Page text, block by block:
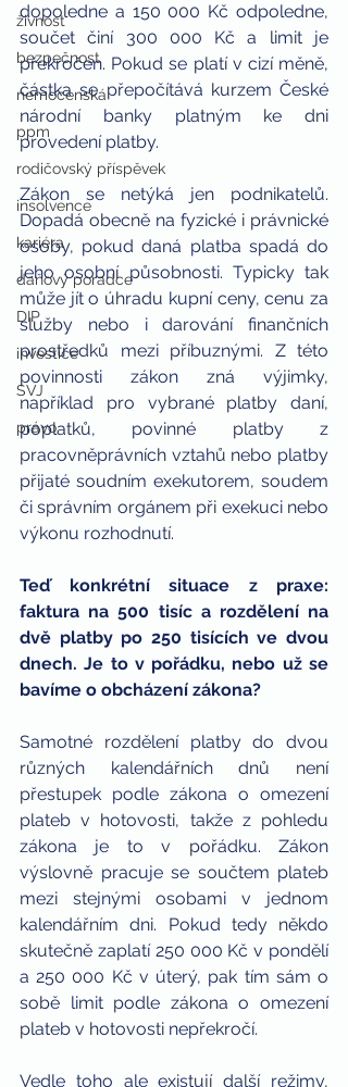
živnost
bezpečnost
nemocenská
ppm
rodičovský příspěvek
insolvence
kariéra
daňový poradce
DIP
investice
SVJ
právo
dopoledne a 150 000 Kč odpoledne,
součet činí 300 000 Kč a limit je
překročen. Pokud se platí v cizí měně,
částka se přepočítává kurzem České
národní banky platným ke dni
provedení platby.
Zákon se netýká jen podnikatelů.
Dopadá obecně na fyzické i právnické
osoby, pokud daná platba spadá do
jeho osobní působnosti. Typicky tak
může jít o úhradu kupní ceny, cenu za
služby nebo i darování finančních
prostředků mezi příbuznými. Z této
povinnosti zákon zná výjimky,
například pro vybrané platby daní,
poplatků, povinné platby z
pracovněprávních vztahů nebo platby
přijaté soudním exekutorem, soudem
či správním orgánem při exekuci nebo
výkonu rozhodnutí.
Teď konkrétní situace z praxe:
faktura na 500 tisíc a rozdělení na
dvě platby po 250 tisících ve dvou
dnech. Je to v pořádku, nebo už se
bavíme o obcházení zákona?
Samotné rozdělení platby do dvou
různých kalendářních dnů není
přestupek podle zákona o omezení
plateb v hotovosti, takže z pohledu
zákona je to v pořádku. Zákon
výslovně pracuje se součtem plateb
mezi stejnými osobami v jednom
kalendářním dni. Pokud tedy někdo
skutečně zaplatí 250 000 Kč v pondělí
a 250 000 Kč v úterý, pak tím sám o
sobě limit podle zákona o omezení
plateb v hotovosti nepřekročí.
Vedle toho ale existují další režimy,